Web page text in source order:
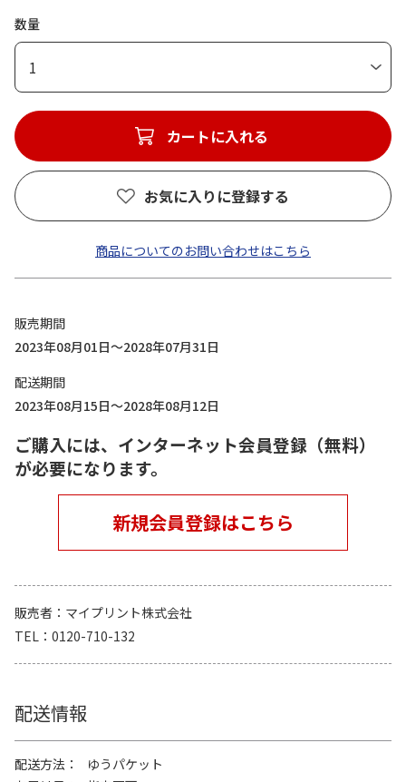
数量
1
カートに入れる
お気に入りに登録する
商品についてのお問い合わせはこちら
販売期間
2023年08月01日～2028年07月31日
配送期間
2023年08月15日～2028年08月12日
ご購入には、インターネット会員登録（無料）
が必要になります。
新規会員登録はこちら
販売者
マイプリント株式会社
TEL
0120-710-132
配送情報
配送方法
ゆうパケット